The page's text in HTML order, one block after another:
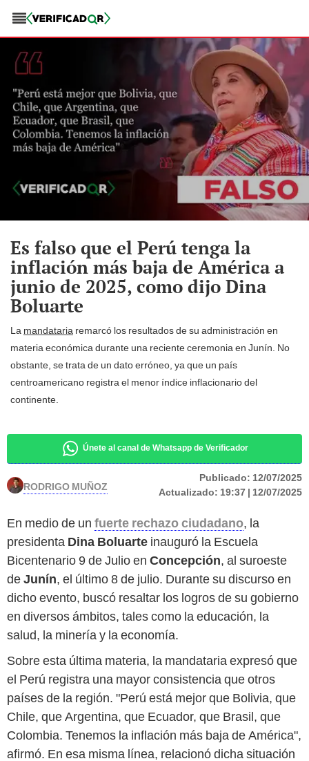
Es falso que el Perú tenga la
inflación más baja de América a
junio de 2025, como dijo Dina
Boluarte
La mandataria remarcó los resultados de su administración en
materia económica durante una reciente ceremonia en Junín. No
obstante, se trata de un dato erróneo, ya que un país
centroamericano registra el menor índice inflacionario del
continente.
Únete al canal de Whatsapp de Verificador
RODRIGO MUÑOZ Publicado: 12/07/2025
Actualizado: 19:37 | 12/07/2025
En medio de un fuerte rechazo ciudadano, la
presidenta Dina Boluarte inauguró la Escuela
Bicentenario 9 de Julio en Concepción, al suroeste
deJunín, el último 8 de julio. Durante su discurso en
dicho evento, buscó resaltar los logros de su gobierno
en diversos ámbitos, tales como la educación, la
salud, la minería y la economía.
Sobre esta última materia, la mandataria expresó que
el Perú registra una mayor consistencia que otros
países de la región. "Perú está mejor que Bolivia, que
Chile, que Argentina, que Ecuador, que Brasil, que
Colombia. Tenemos la inflación más baja de América",
afirmó. En esa misma línea, relacionó dicha situación